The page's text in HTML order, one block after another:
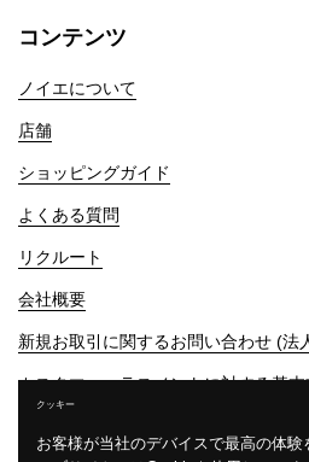
コンテンツ
ノイエについて
店舗
ショッピングガイド
よくある質問
リクルート
会社概要
新規お取引に関するお問い合わせ (法
カスタマーハラスメントに対する基本
クッキー
お客様が当社のデバイスで最高の体